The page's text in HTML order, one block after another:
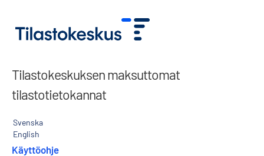
Tilastokeskuksen maksuttomat
tilastotietokannat
Svenska
English
Käyttöohje